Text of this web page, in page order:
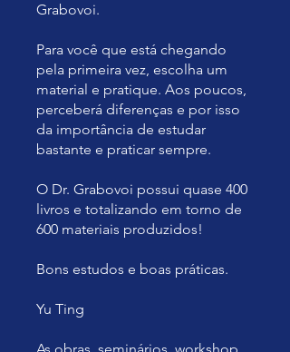
Grabovoi.
Para você que está chegando
pela primeira vez, escolha um
material e pratique. Aos poucos,
perceberá diferenças e por isso
da importância de estudar
bastante e praticar sempre.
O Dr. Grabovoi possui quase 400
livros e totalizando em torno de
600 materiais produzidos!
Bons estudos e boas práticas.
Yu Ting